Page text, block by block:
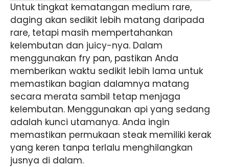
Untuk tingkat kematangan medium rare,
daging akan sedikit lebih matang daripada
rare, tetapi masih mempertahankan
kelembutan dan juicy-nya. Dalam
menggunakan fry pan, pastikan Anda
memberikan waktu sedikit lebih lama untuk
memastikan bagian dalamnya matang
secara merata sambil tetap menjaga
kelembutan. Menggunakan api yang sedang
adalah kunci utamanya. Anda ingin
memastikan permukaan steak memiliki kerak
yang keren tanpa terlalu menghilangkan
jusnya di dalam.